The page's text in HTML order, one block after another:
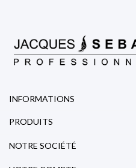
INFORMATIONS
PRODUITS
NOTRE SOCIÉTÉ